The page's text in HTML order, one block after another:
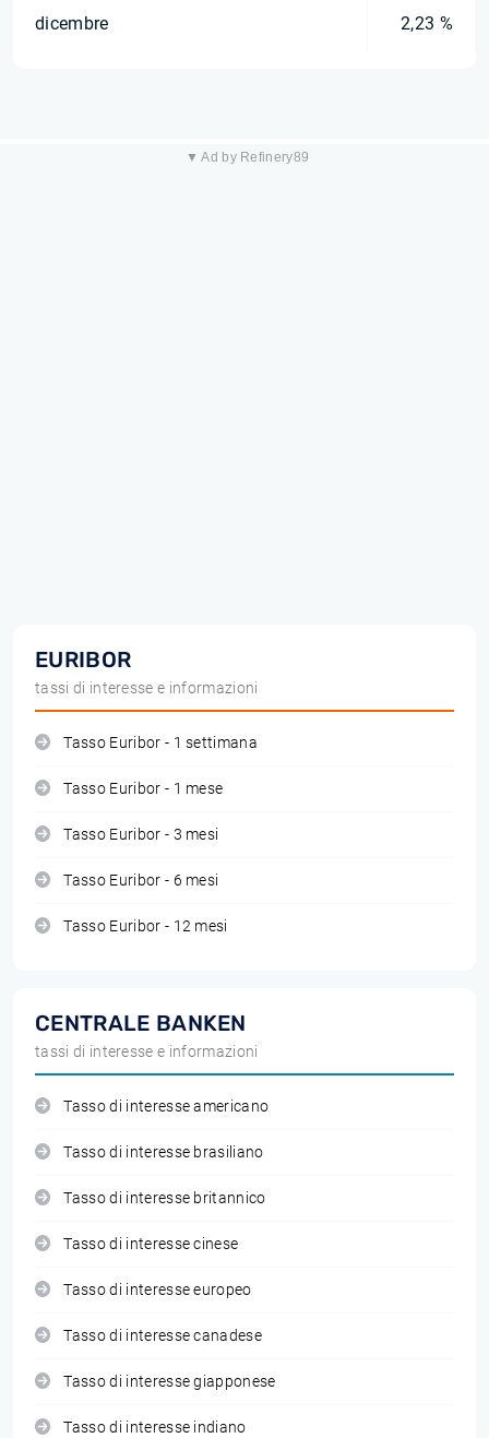
dicembre 2,23 %
▼ Ad by Refinery89
EURIBOR
tassi di interesse e informazioni
Tasso Euribor - 1 settimana
Tasso Euribor - 1 mese
Tasso Euribor - 3 mesi
Tasso Euribor - 6 mesi
Tasso Euribor - 12 mesi
CENTRALE BANKEN
tassi di interesse e informazioni
Tasso di interesse americano
Tasso di interesse brasiliano
Tasso di interesse britannico
Tasso di interesse cinese
Tasso di interesse europeo
Tasso di interesse canadese
Tasso di interesse giapponese
Tasso di interesse indiano